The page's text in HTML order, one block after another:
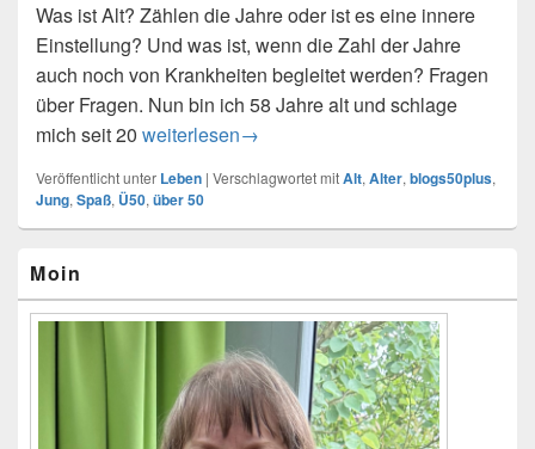
Was ist Alt? Zählen die Jahre oder ist es eine innere
Einstellung? Und was ist, wenn die Zahl der Jahre
auch noch von Krankheiten begleitet werden? Fragen
über Fragen. Nun bin ich 58 Jahre alt und schlage
mich seit 20 Alt und Krank – Taugt Ü50 noch?
weiterlesen→
Veröffentlicht unter Leben | Verschlagwortet mitAlt,Alter,blogs50plus,
Jung,Spaß, Ü50,über 50
Seitenleisten-
Widgetbereich
Moin